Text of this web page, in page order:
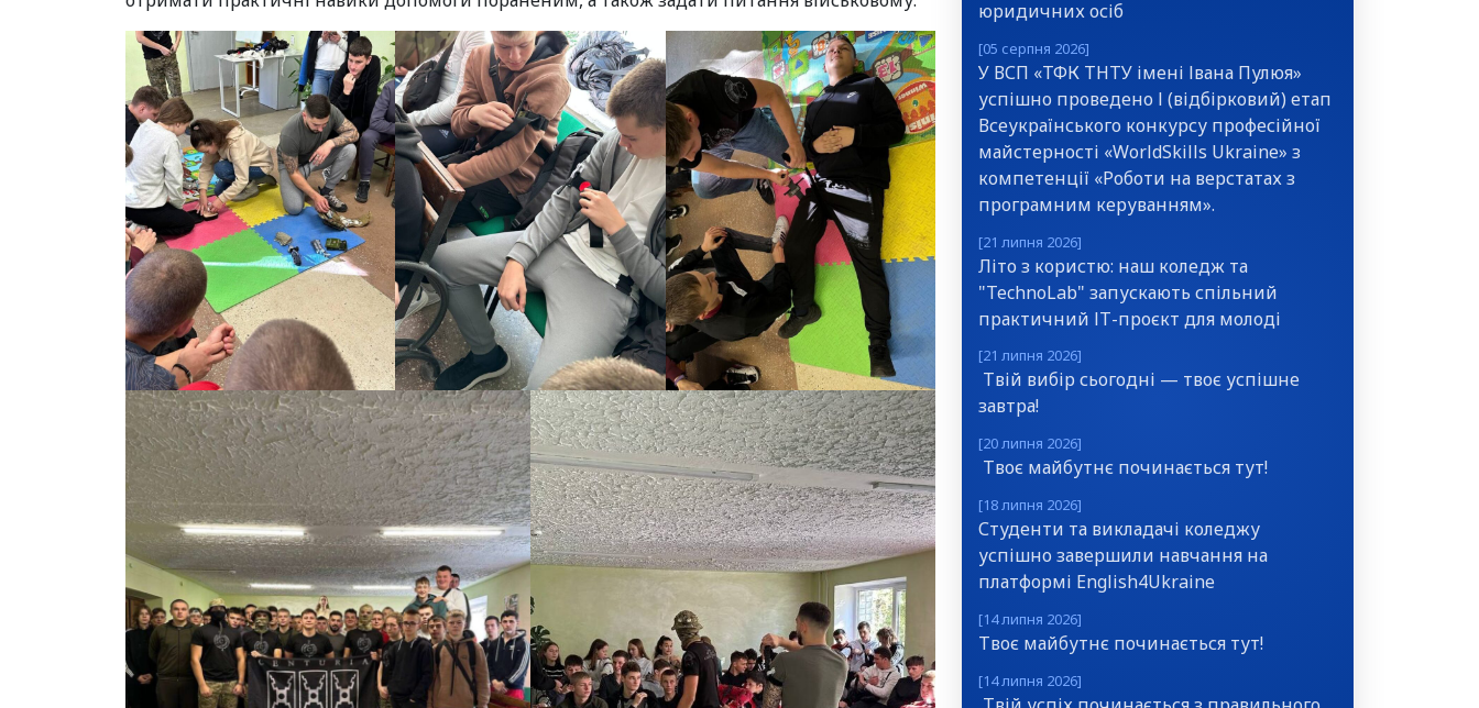
юридичних осіб
[05 серпня 2026]
У ВСП «ТФК ТНТУ імені Івана Пулюя»
успішно проведено І (відбірковий) етап
Всеукраїнського конкурсу професійної
майстерності «WorldSkills Ukraine» з
компетенції «Роботи на верстатах з
програмним керуванням».
[21 липня 2026]
Літо з користю: наш коледж та
"TechnoLab" запускають спільний
практичний ІТ-проєкт для молоді
[21 липня 2026]
Твій вибір сьогодні — твоє успішне
завтра!
[20 липня 2026]
Твоє майбутнє починається тут!
[18 липня 2026]
Студенти та викладачі коледжу
успішно завершили навчання на
платформі English4Ukraine
[14 липня 2026]
Твоє майбутнє починається тут!
[14 липня 2026]